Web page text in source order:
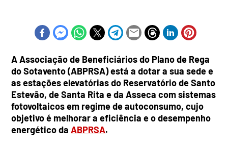
A Associação de Beneficiários do Plano de Rega
do Sotavento (ABPRSA) está a dotar a sua sede e
as estações elevatórias do Reservatório de Santo
Estevão, de Santa Rita e da Asseca com sistemas
fotovoltaicos em regime de autoconsumo, cujo
objetivo é melhorar a eficiência e o desempenho
energético daABPRSA.